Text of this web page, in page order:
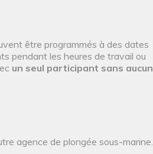
être programmés à des dates
pendant les heures de travail ou
un seul participant sans aucun
agence de plongée sous-marine.